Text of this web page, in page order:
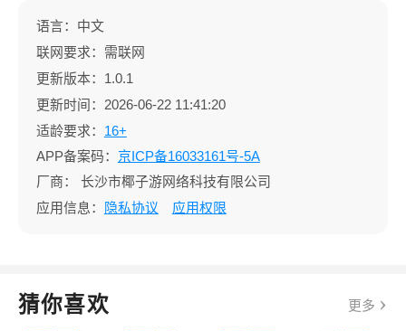
语言：中文
联网要求：需联网
更新版本：1.0.1
更新时间：2026-06-22 11:41:20
适龄要求： 16+
APP备案码： 京ICP备16033161号-5A
厂商：
长沙市椰子游网络科技有限公司
应用信息：
隐私协议 应用权限
猜你喜欢 更多